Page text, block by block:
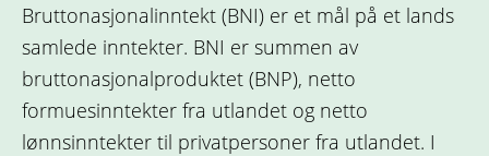
Bruttonasjonalinntekt (BNI) er et mål på et lands
samlede inntekter. BNI er summen av
bruttonasjonalproduktet (BNP), netto
formuesinntekter fra utlandet og netto
lønnsinntekter til privatpersoner fra utlandet. I